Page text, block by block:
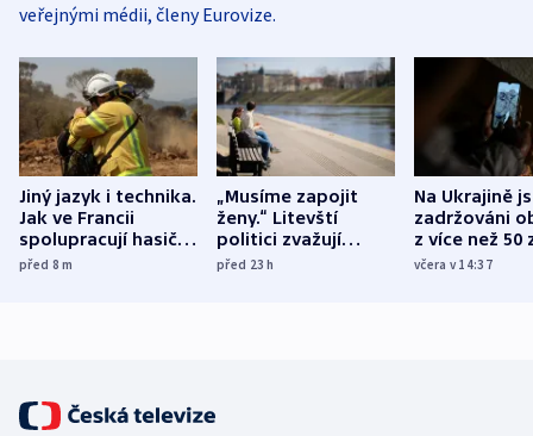
veřejnými médii, členy Eurovize.
Jiný jazyk i technika.
Jak ve Francii
spolupracují hasiči z
různých zemí
před 8m
„Musíme zapojit
ženy.“ Litevští
politici zvažují
dohodu o
před 23h
Na Ukrajině
zadržováni
z více než 50
Bojovali na
včera v 14:37